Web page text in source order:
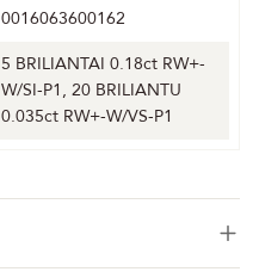
0016063600162
5 BRILIANTAI 0.18ct RW+-
W/SI-P1, 20 BRILIANTU
0.035ct RW+-W/VS-P1